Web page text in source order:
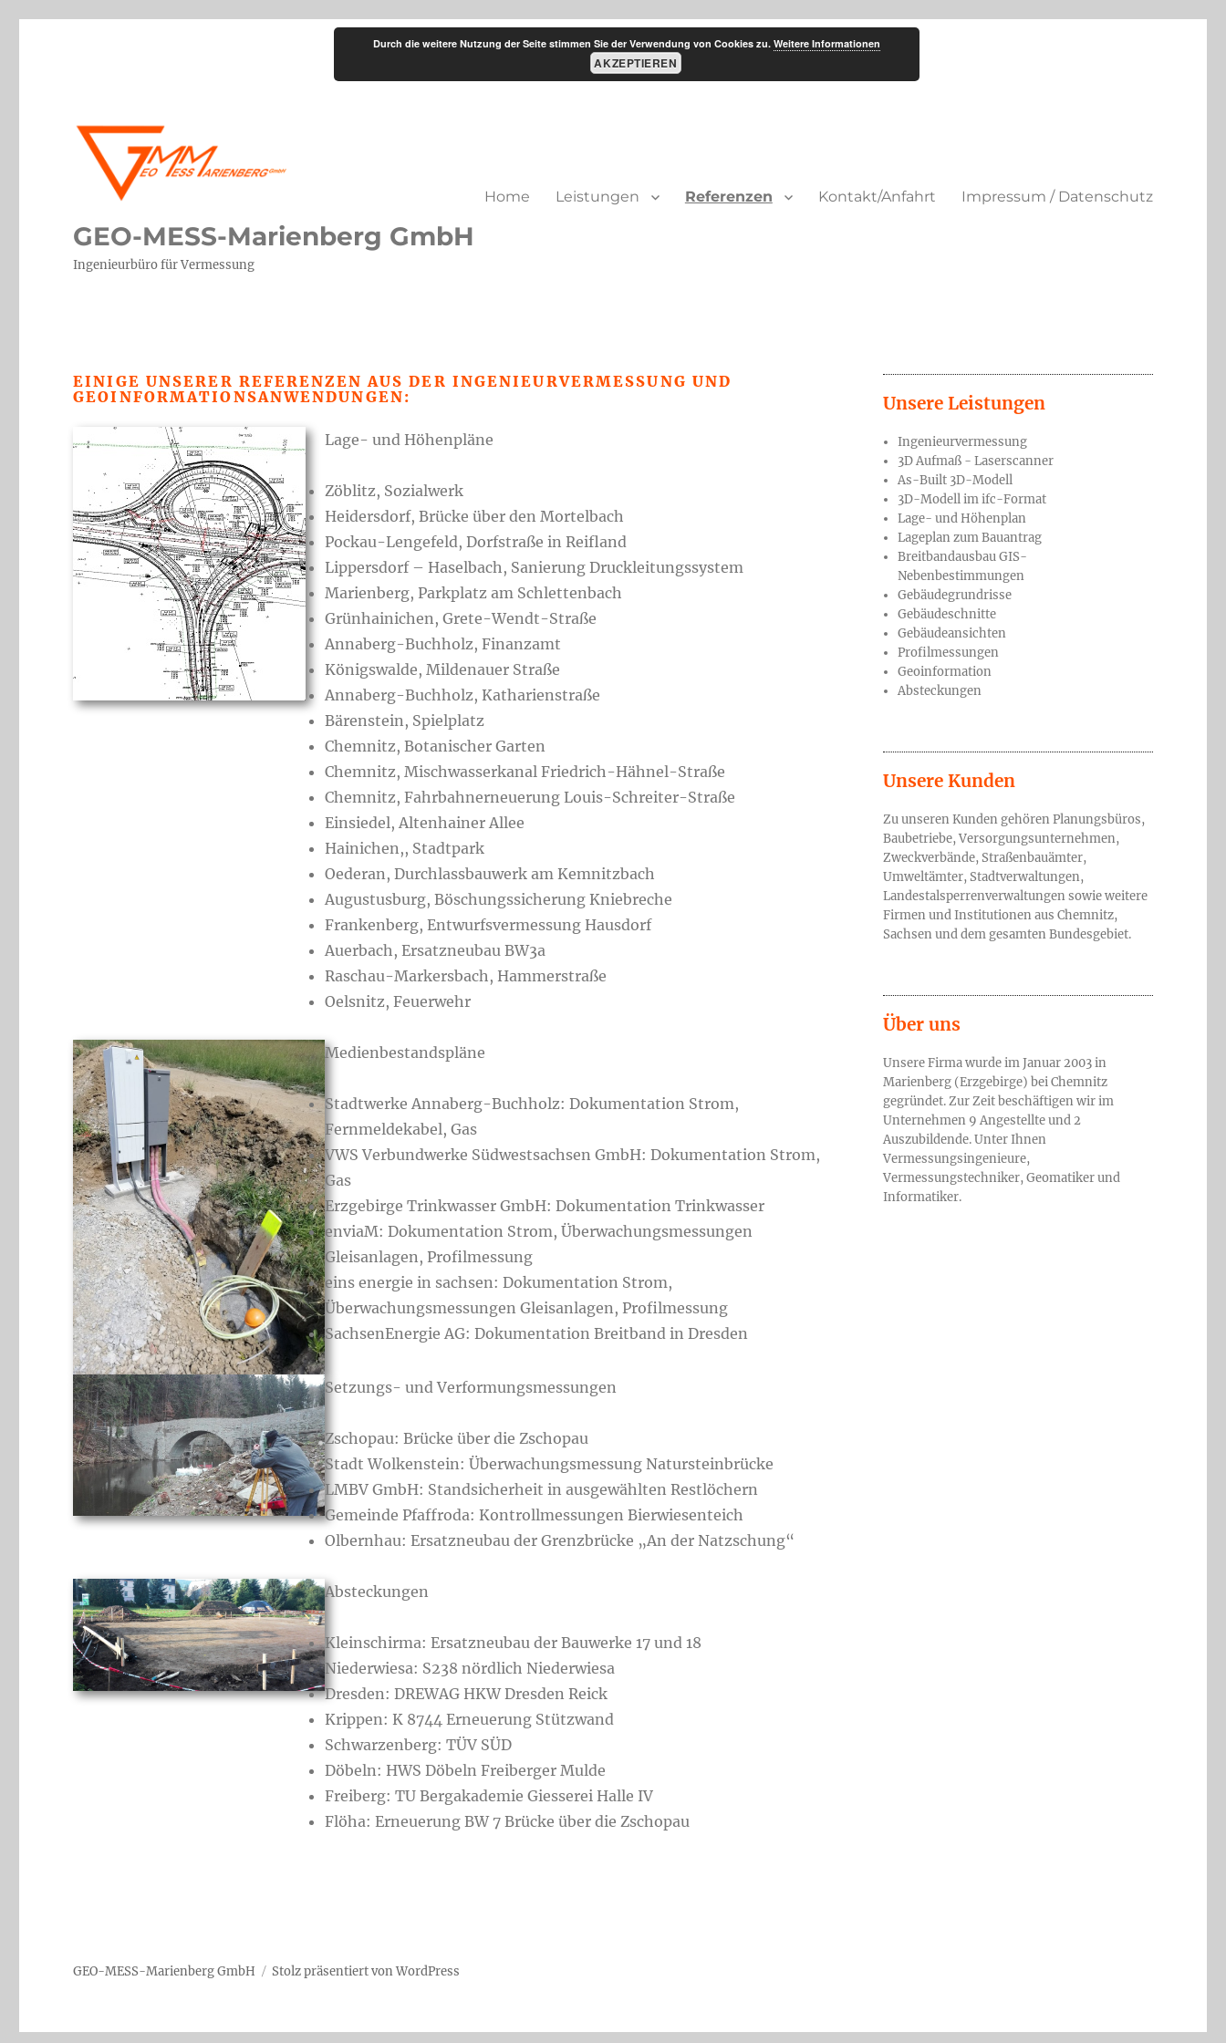
GEO-MESS-Marienberg GmbH
Ingenieurbüro für Vermessung
Home Leistungen Referenzen Kontakt/Anfahrt Impressum / Datenschutz
EINIGE UNSERER REFERENZEN AUS DER INGENIEURVERMESSUNG UND
GEOINFORMATIONSANWENDUNGEN:
Lage- und Höhenpläne
Zöblitz, Sozialwerk
Heidersdorf, Brücke über den Mortelbach
Pockau-Lengefeld, Dorfstraße in Reifland
Lippersdorf – Haselbach, Sanierung Druckleitungssystem
Marienberg, Parkplatz am Schlettenbach
Grünhainichen, Grete-Wendt-Straße
Annaberg-Buchholz, Finanzamt
Königswalde, Mildenauer Straße
Annaberg-Buchholz, Katharienstraße
Bärenstein, Spielplatz
Chemnitz, Botanischer Garten
Chemnitz, Mischwasserkanal Friedrich-Hähnel-Straße
Chemnitz, Fahrbahnerneuerung Louis-Schreiter-Straße
Einsiedel, Altenhainer Allee
Hainichen,, Stadtpark
Oederan, Durchlassbauwerk am Kemnitzbach
Augustusburg, Böschungssicherung Kniebreche
Frankenberg, Entwurfsvermessung Hausdorf
Auerbach, Ersatzneubau BW3a
Raschau-Markersbach, Hammerstraße
Oelsnitz, Feuerwehr
Medienbestandspläne
Stadtwerke Annaberg-Buchholz: Dokumentation Strom,
Fernmeldekabel, Gas
VWS Verbundwerke Südwestsachsen GmbH: Dokumentation Strom,
Gas
Erzgebirge Trinkwasser GmbH: Dokumentation Trinkwasser
enviaM: Dokumentation Strom, Überwachungsmessungen
Gleisanlagen, Profilmessung
eins energie in sachsen: Dokumentation Strom,
Überwachungsmessungen Gleisanlagen, Profilmessung
SachsenEnergie AG: Dokumentation Breitband in Dresden
Setzungs- und Verformungsmessungen
Zschopau: Brücke über die Zschopau
Stadt Wolkenstein: Überwachungsmessung Natursteinbrücke
LMBV GmbH: Standsicherheit in ausgewählten Restlöchern
Gemeinde Pfaffroda: Kontrollmessungen Bierwiesenteich
Olbernhau: Ersatzneubau der Grenzbrücke „An der Natzschung“
Absteckungen
Kleinschirma: Ersatzneubau der Bauwerke 17 und 18
Niederwiesa: S238 nördlich Niederwiesa
Dresden: DREWAG HKW Dresden Reick
Krippen: K 8744 Erneuerung Stützwand
Schwarzenberg: TÜV SÜD
Döbeln: HWS Döbeln Freiberger Mulde
Freiberg: TU Bergakademie Giesserei Halle IV
Flöha: Erneuerung BW 7 Brücke über die Zschopau
Unsere Leistungen
Ingenieurvermessung
3D Aufmaß - Laserscanner
As-Built 3D-Modell
3D-Modell im ifc-Format
Lage- und Höhenplan
Lageplan zum Bauantrag
Breitbandausbau GIS-
Nebenbestimmungen
Gebäudegrundrisse
Gebäudeschnitte
Gebäudeansichten
Profilmessungen
Geoinformation
Absteckungen
Unsere Kunden
Zu unseren Kunden gehören Planungsbüros,
Baubetriebe, Versorgungsunternehmen,
Zweckverbände, Straßenbauämter,
Umweltämter, Stadtverwaltungen,
Landestalsperrenverwaltungen sowie weitere
Firmen und Institutionen aus Chemnitz,
Sachsen und dem gesamten Bundesgebiet.
Über uns
Unsere Firma wurde im Januar 2003 in
Marienberg (Erzgebirge) bei Chemnitz
gegründet. Zur Zeit beschäftigen wir im
Unternehmen 9 Angestellte und 2
Auszubildende. Unter Ihnen
Vermessungsingenieure,
Vermessungstechniker, Geomatiker und
Informatiker.
GEO-MESS-Marienberg GmbH Stolz präsentiert von WordPress
Durch die weitere Nutzung der Seite stimmen Sie der Verwendung von Cookies zu. Weitere Informationen
AKZEPTIEREN